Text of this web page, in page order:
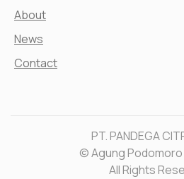
About
News
Contact
PT. PANDEGA
© Agung Podomoro
All Rights